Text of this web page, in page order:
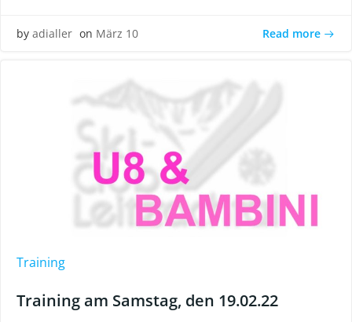
by adialler on März 10 Read more
Training
Training am Samstag, den 19.02.22